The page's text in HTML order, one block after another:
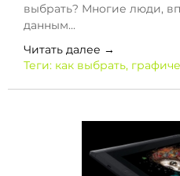
выбрать? Многие люди,
данным...
Читать далее →
Теги: как выбрать,